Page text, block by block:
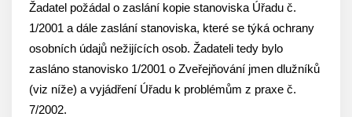
Žadatel požádal o zaslání kopie stanoviska Úřadu č.
1/2001 a dále zaslání stanoviska, které se týká ochrany
osobních údajů nežijících osob. Žadateli tedy bylo
zasláno stanovisko 1/2001 o Zveřejňování jmen dlužníků
(viz níže) a vyjádření Úřadu k problémům z praxe č.
7/2002.